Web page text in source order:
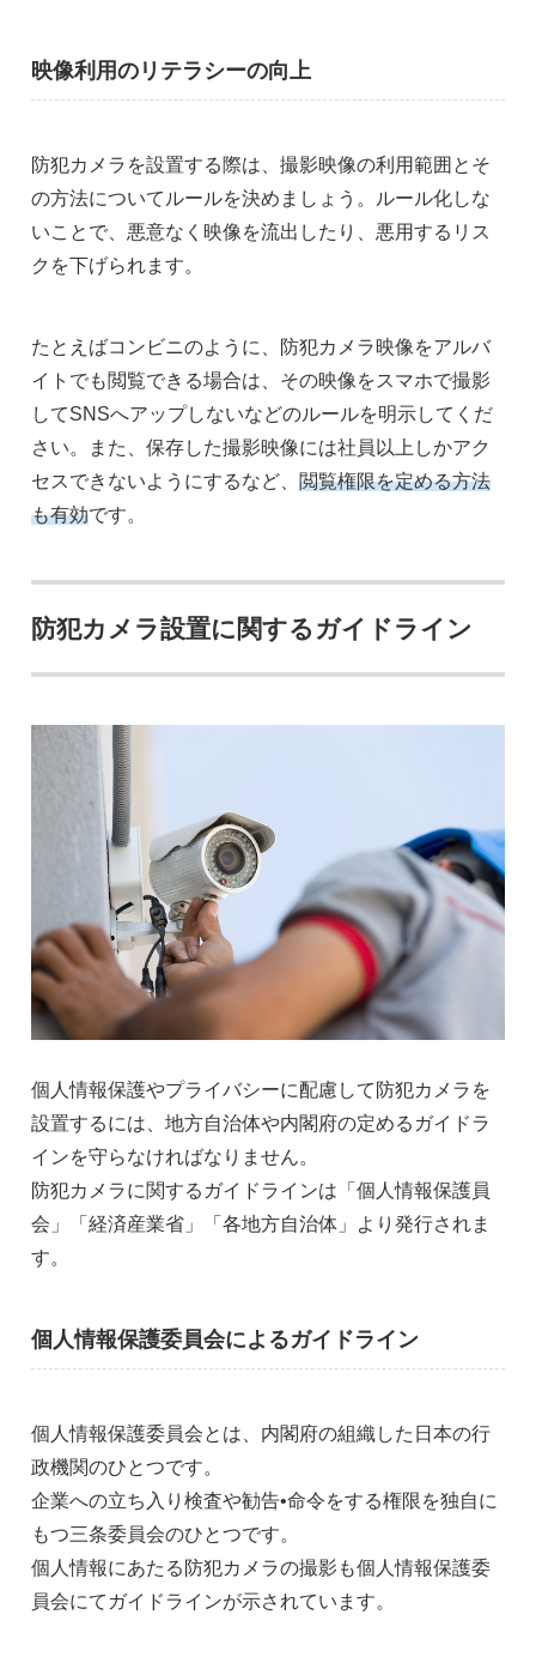
映像利用のリテラシーの向上
防犯カメラを設置する際は、撮影映像の利用範囲とそ
の方法についてルールを決めましょう。ルール化しな
いことで、悪意なく映像を流出したり、悪用するリス
クを下げられます。
たとえばコンビニのように、防犯カメラ映像をアルバ
イトでも閲覧できる場合は、その映像をスマホで撮影
してSNSへアップしないなどのルールを明示してくだ
さい。また、保存した撮影映像には社員以上しかアク
セスできないようにするなど、閲覧権限を定める方法
も有効です。
防犯カメラ設置に関するガイドライン
個人情報保護やプライバシーに配慮して防犯カメラを
設置するには、地方自治体や内閣府の定めるガイドラ
インを守らなければなりません。
防犯カメラに関するガイドラインは「個人情報保護員
会」「経済産業省」「各地方自治体」より発行されま
す。
個人情報保護委員会によるガイドライン
個人情報保護委員会とは、内閣府の組織した日本の行
政機関のひとつです。
企業への立ち入り検査や勧告•命令をする権限を独自に
もつ三条委員会のひとつです。
個人情報にあたる防犯カメラの撮影も個人情報保護委
員会にてガイドラインが示されています。